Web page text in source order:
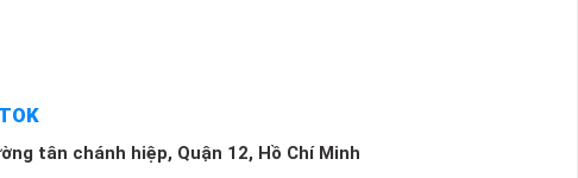
tân chánh hiệp, Quận 12, Hồ Chí Minh